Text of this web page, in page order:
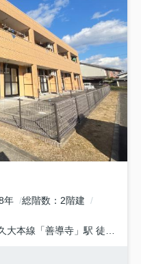
年 総階数
2階建
大本線 「善導寺 」駅 徒歩40分